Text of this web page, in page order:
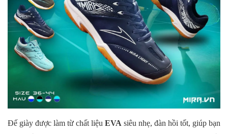
Đế giày được làm từ chất liệu EVA siêu nhẹ, đàn hồi tốt, giúp bạn